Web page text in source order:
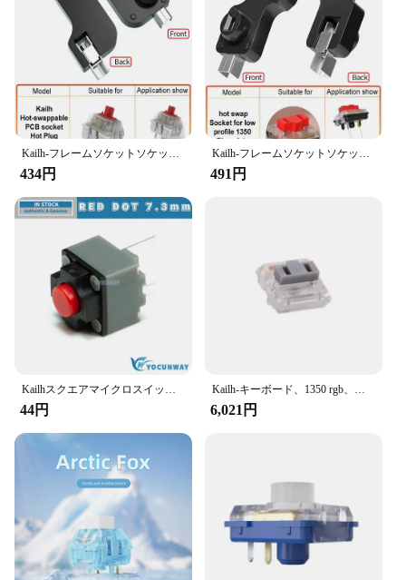
**Versatile and User-Friendly**
The kailh socket module is not just about
functionality; it's also about ease of use. Its compact
size and lightweight design make it an ideal
addition to any project, while its robust construction
ensures longevity and reliability. The module's
sleek design blends seamlessly with various
environments, making it a versatile choice for both
professional and DIY enthusiasts.
For those in the market for wholesale purchases,
Available in sets, it allows for efficient upgrades
and replacements, reducing downtime and cost. As a
trusted vendor and supplier, we ensure that our
products meet the highest standards, providing you
with a reliable solution that meets your automation
needs.
Kailh-フレームソケットソケット,2x1350 Cherry Gateron用,チョコレート色のスイッチ
434円
Kailh-フレームソケットソケット,2x1350 Cherry Gateron用,チョコレート色のスイッチ
491円
Kailhスクエアマイクロスイッチ,tact,オリジナル,ワイヤレスタードマウスボタン,4.3mm, 7.3mm, 9.5mm,新品
44円
Kailh-キーボード、1350 rgb、赤、プロ、淡い青、ピンク、ロービン、シルバー、ブラウン、ホワイト、イエロー、オレンジ用のロープロファイルクロックスイッチ
6,021円